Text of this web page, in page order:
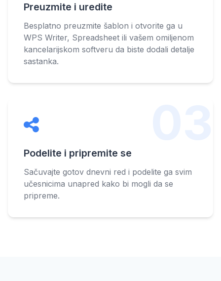
Preuzmite i uredite
Besplatno preuzmite šablon i otvorite ga u
WPS Writer, Spreadsheet ili vašem omiljenom
kancelarijskom softveru da biste dodali detalje
sastanka.
Podelite i pripremite se
Sačuvajte gotov dnevni red i podelite ga svim
učesnicima unapred kako bi mogli da se
pripreme.